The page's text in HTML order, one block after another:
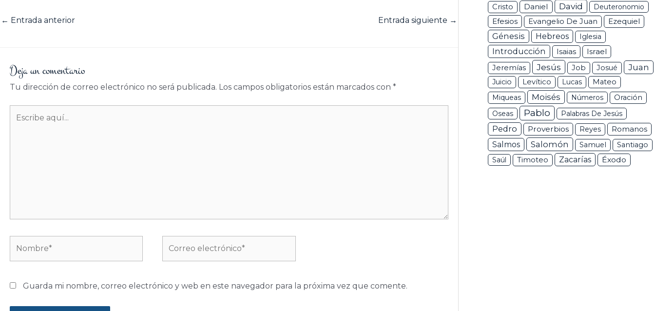
← Entrada anterior Entrada siguiente →
Deja un comentario
Tu dirección de correo electrónico no será publicada. Los campos obligatorios están marcados con *
aquí...
electrónico*
Guarda mi nombre, correo electrónico y web en este navegador para la próxima vez que comente.
Cristo Daniel David Deuteronomio
Efesios Evangelio De Juan Ezequiel
Génesis Hebreos Iglesia
Introducción Isaias Israel
Jeremías Jesús Job Josué Juan
Juicio Levítico Lucas
Mateo
Miqueas
Moisés Números
Oración
Oseas
Pablo Palabras De Jesús
Pedro Proverbios Reyes
Romanos
Salmos
Salomón Samuel
Santiago
Saúl
Timoteo Zacarías Éxodo